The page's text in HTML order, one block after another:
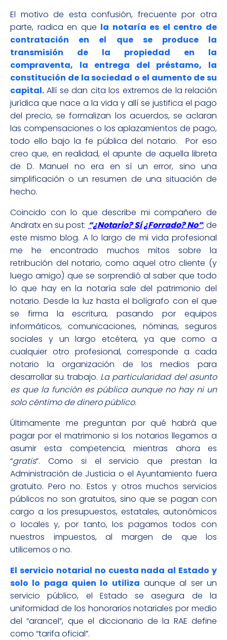
El motivo de esta confusión, frecuente por otra
parte, radica en que la notaría es el centro de
contratación en el que se produce la
transmisión de la propiedad en la
compraventa, la entrega del préstamo, la
constitución de la sociedad o el aumento de su
capital. Allí se dan cita los extremos de la relación
jurídica que nace a la vida y allí se justifica el pago
del precio, se formalizan los acuerdos, se aclaran
las compensaciones o los aplazamientos de pago,
todo ello bajo la fe pública del notario. Por eso
creo que, en realidad, el apunte de aquella libreta
de D. Manuel no era en sí un error, sino una
simplificación o un resumen de una situación de
hecho.
Coincido con lo que describe mi compañero de
Andratx en su post: “¿Notario? Sí ¿Forrado? No”; de
este mismo blog. A lo largo de mi vida profesional
me he encontrado muchos mitos sobre la
retribución del notario, como aquel otro cliente (y
luego amigo) que se sorprendió al saber que todo
lo que hay en la notaría sale del patrimonio del
notario. Desde la luz hasta el bolígrafo con el que
se firma la escritura, pasando por equipos
informáticos, comunicaciones, nóminas, seguros
sociales y un largo etcétera, ya que como a
cualquier otro profesional, corresponde a cada
notario la organización de los medios para
desarrollar su trabajo. La particularidad del asunto
es que la función es pública aunque no hay ni un
solo céntimo de dinero público.
Últimamente me preguntan por qué habrá que
pagar por el matrimonio si los notarios llegamos a
asumir esta competencia, mientras ahora es
“gratis”. Como si el servicio que prestan la
Administración de Justicia o el Ayuntamiento fuera
gratuito. Pero no. Estos y otros muchos servicios
públicos no son gratuitos, sino que se pagan con
cargo a los presupuestos, estatales, autonómicos
o locales y, por tanto, los pagamos todos con
nuestros impuestos, al margen de que los
utilicemos o no.
El servicio notarial no cuesta nada al Estado y
solo lo paga quien lo utiliza aunque al ser un
servicio público, el Estado se asegura de la
uniformidad de los honorarios notariales por medio
del “arancel”, que el diccionario de la RAE define
como “tarifa oficial”.